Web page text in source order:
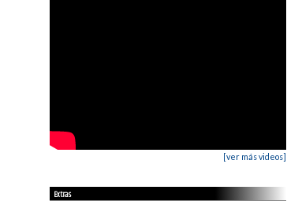
[ver más videos]
Extras